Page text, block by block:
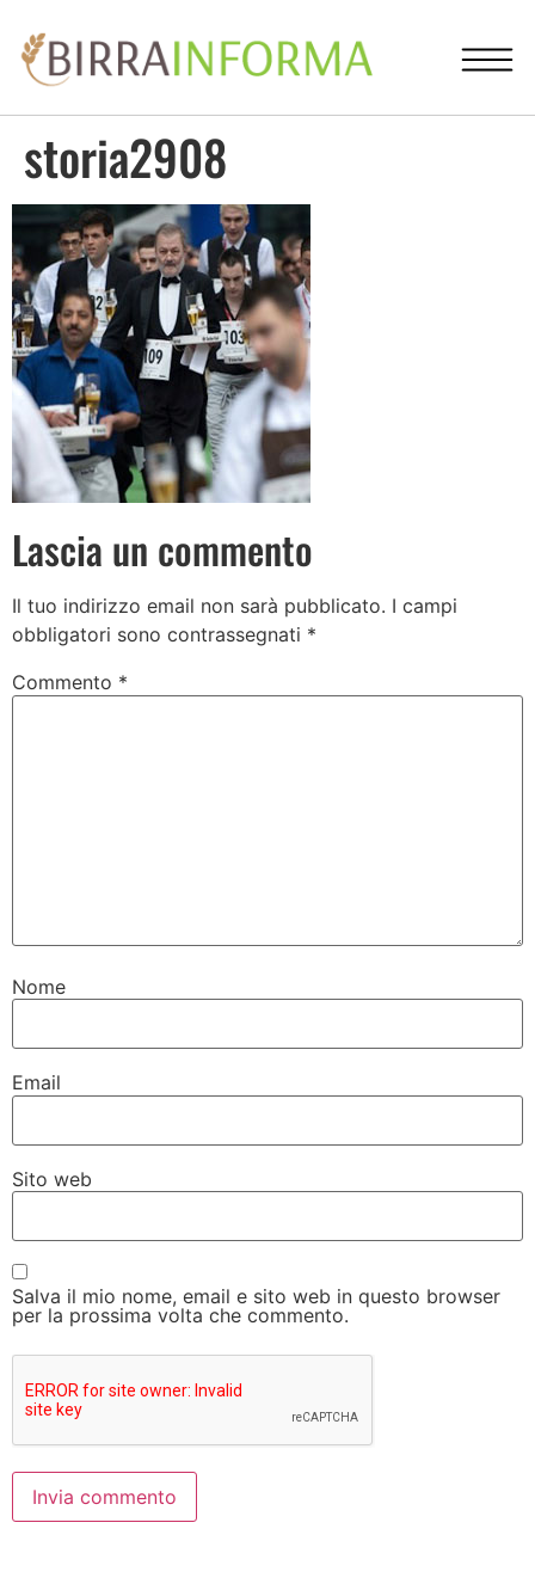
storia2908
Lascia un commento
Il tuo indirizzo email non sarà pubblicato. I campi
obbligatori sono contrassegnati *
Commento *
Nome
Email
Sito web
Salva il mio nome, email e sito web in questo browser
per la prossima volta che commento.